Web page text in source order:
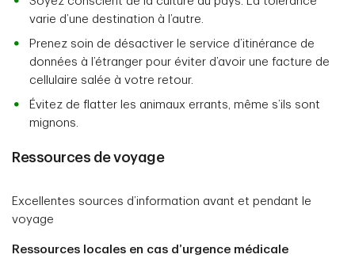
varie d’une destination à l’autre.
Prenez soin de désactiver le service d’itinérance de
données à l’étranger pour éviter d’avoir une facture de
cellulaire salée à votre retour.
Évitez de flatter les animaux errants, même s’ils sont
mignons.
Ressources de voyage
Excellentes sources d’information avant et pendant le
voyage
Ressources locales en cas d’urgence médicale